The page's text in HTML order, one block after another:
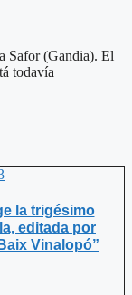
Safor (Gandia). El
todavía
la trigésimo
editada por
Vinalopó”